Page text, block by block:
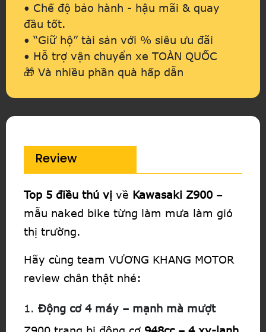
• Chế độ bảo hành - hậu mãi & quay
đầu tốt.
• “Giữ hộ” tài sản với % siêu ưu đãi
• Hỗ trợ vận chuyển xe TOÀN QUỐC
🎁 Và nhiều phần quà hấp dẫn
Review
Top 5 điều thú vị về Kawasaki Z900 –
mẫu naked bike từng làm mưa làm gió
thị trường.
Hãy cùng team VƯƠNG KHANG MOTOR
review chân thật nhé:
1. Động cơ 4 máy – mạnh mà mượt